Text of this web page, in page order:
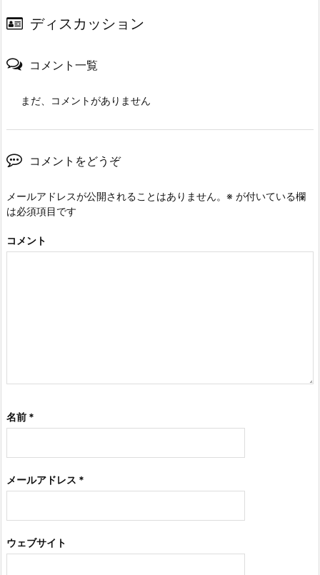
ディスカッション
コメント一覧
まだ、コメントがありません
コメントをどうぞ
メールアドレスが公開されることはありません。 ※ が付いている欄
は必須項目です
コメント
名前 *
メールアドレス *
ウェブサイト